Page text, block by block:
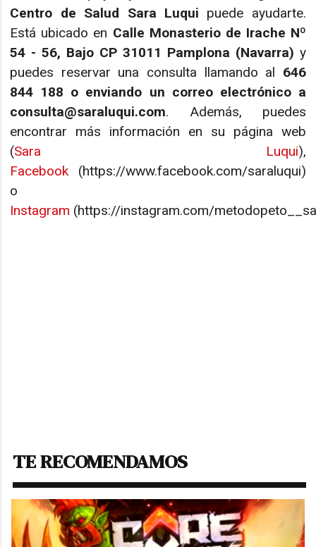
Centro de Salud Sara Luqui puede ayudarte.
Está ubicado en Calle Monasterio de Irache Nº
54 - 56, Bajo CP 31011 Pamplona (Navarra) y
puedes reservar una consulta llamando al 646
844 188 o enviando un correo electrónico a
consulta@saraluqui.com. Además, puedes
encontrar más información en su página web
(Sara Luqui),
Facebook(https://www.facebook.com/saraluqui)
o
Instagram (https://instagram.com/
TE RECOMENDAMOS